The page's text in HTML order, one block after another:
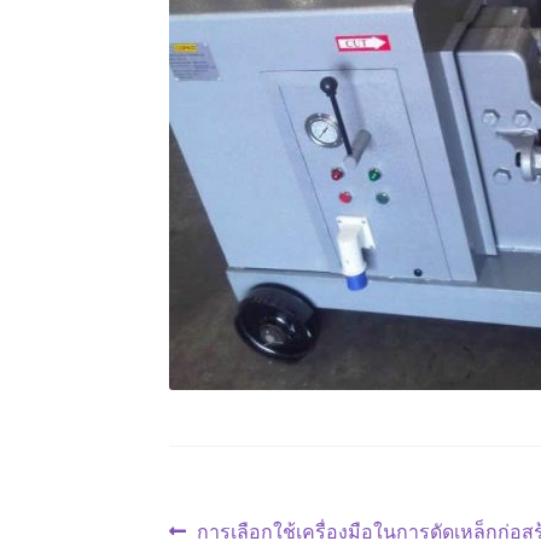
Previous
การเลือกใช้เครื่องมือในการดัดเหล็กก่อส